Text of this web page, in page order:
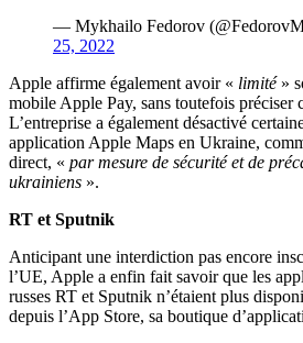
— Mykhailo Fedorov
25, 2022
Apple affirme également avoir « limité»
mobile Apple Pay, sans toutefois préciser
L’entreprise a également désactivé
application Apple Maps en Ukraine,
direct, « par mesure de sécurité et de
ukrainiens ».
RT et Sputnik
Anticipant une interdiction pas encore
l’UE, Apple a enfin fait savoir que les
russes RT et Sputnik n’étaient plus
depuis l’App Store, sa boutique